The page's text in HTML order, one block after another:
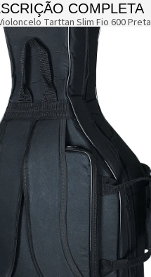
COMPLETA
Tarttan Slim Fio 600 Preta